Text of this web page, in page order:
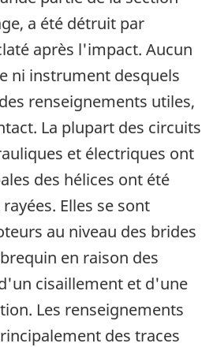
a été détruit par
après l'impact. Aucun
ni instrument desquels
renseignements utiles,
La plupart des circuits
et électriques ont
des hélices ont été
Elles se sont
au niveau des brides
en raison des
cisaillement et d'une
Les renseignements
des traces